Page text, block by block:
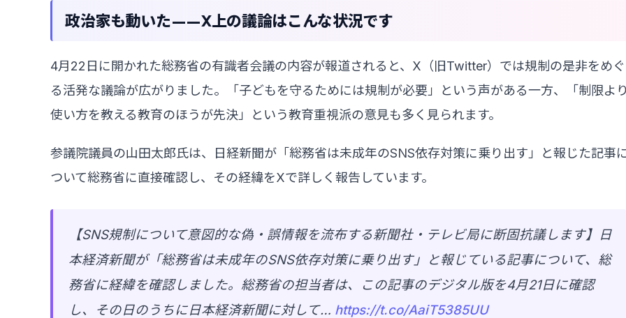
政治家も動いた——X上の議論はこんな状況です
4月22日に開かれた総務省の有識者会議の内容が報道されると、X（旧Twitter）では規制の是非をめぐ
る活発な議論が広がりました。「子どもを守るためには規制が必要」という声がある一方、「制限よ
使い方を教える教育のほうが先決」という教育重視派の意見も多く見られます。
参議院議員の山田太郎氏は、日経新聞が「総務省は未成年のSNS依存対策に乗り出す」と報じた記事
ついて総務省に直接確認し、その経緯をXで詳しく報告しています。
【SNS規制について意図的な偽・誤情報を流布する新聞社・テレビ局に断固抗議します】日
本経済新聞が「総務省は未成年のSNS依存対策に乗り出す」と報じている記事について、総
務省に経緯を確認しました。総務省の担当者は、この記事のデジタル版を4月21日に確認
し、その日のうちに日本経済新聞に対して… https://t.co/AaiT5385UU